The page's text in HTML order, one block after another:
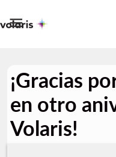

¡Gracias
en otro
Volaris!